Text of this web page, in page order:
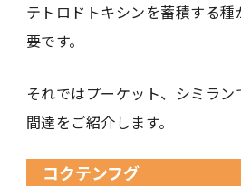
テトロドトキシンを蓄積する
要です。
それではプーケット、シミラ
間達をご紹介します。
コクテンフグ